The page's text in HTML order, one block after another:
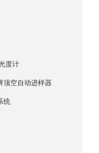
度计
顶空自动进样器
统